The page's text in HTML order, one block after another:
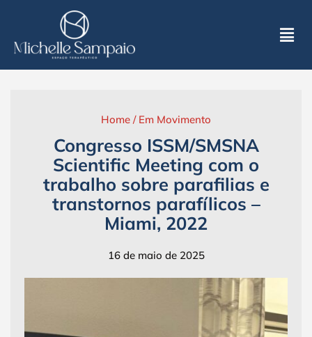
content
Atendimentos
MS Espaço Terapêutico
Home / Em Movimento
Congresso ISSM/SMSNA
Scientific Meeting com o
trabalho sobre parafilias e
transtornos parafílicos –
Miami, 2022
16 de maio de 2025